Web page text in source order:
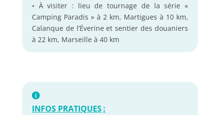
• À visiter : lieu de tournage de la série «
Camping Paradis » à 2 km, Martigues à 10 km,
Calanque de l’Éverine et sentier des douaniers
à 22 km, Marseille à 40 km
INFOS PRATIQUES: